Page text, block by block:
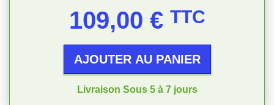
109,00 € TTC
AJOUTER AU PANIER
Livraison Sous 5 à 7 jours